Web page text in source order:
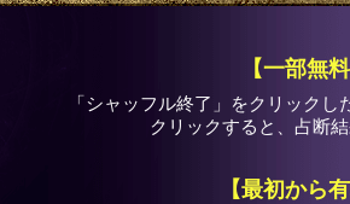
【一部無
「シャッフル終了」をクリック
クリックすると、占断
【最初から